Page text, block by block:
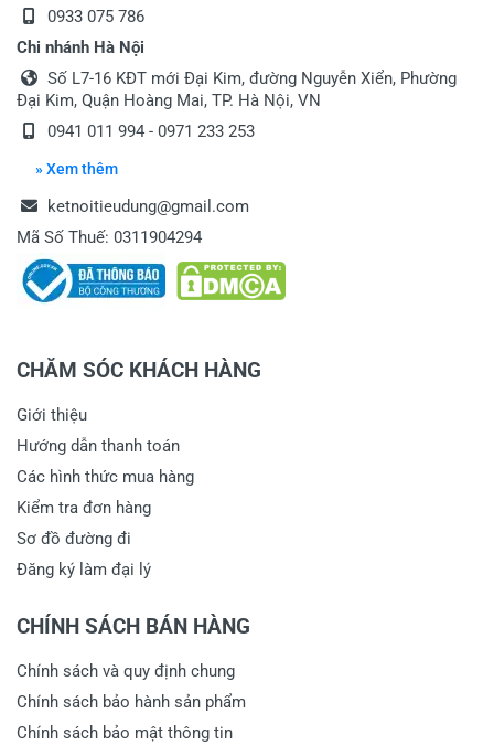
0933 075 786
Chi nhánh Hà Nội
Số L7-16 KĐT mới Đại Kim, đường Nguyễn Xiển, Phường
Đại Kim, Quận Hoàng Mai, TP. Hà Nội, VN
0941 011 994 - 0971 233 253
» Xem thêm
ketnoitieudung@gmail.com
Mã Số Thuế: 0311904294
CHĂM SÓC KHÁCH HÀNG
Giới thiệu
Hướng dẫn thanh toán
Các hình thức mua hàng
Kiểm tra đơn hàng
Sơ đồ đường đi
Đăng ký làm đại lý
CHÍNH SÁCH BÁN HÀNG
Chính sách và quy định chung
Chính sách bảo hành sản phẩm
Chính sách bảo mật thông tin